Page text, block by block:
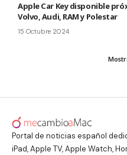
Apple Car Key disponible
Volvo, Audi, RAM y Polestar
15 Octubre 2024
Portal de noticias español
iPad, Apple TV, Apple Watch,